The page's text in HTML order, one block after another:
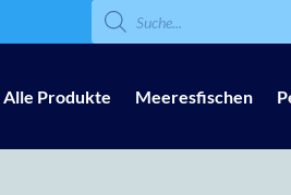
Products
search
Alle Produkte Meeresfischen